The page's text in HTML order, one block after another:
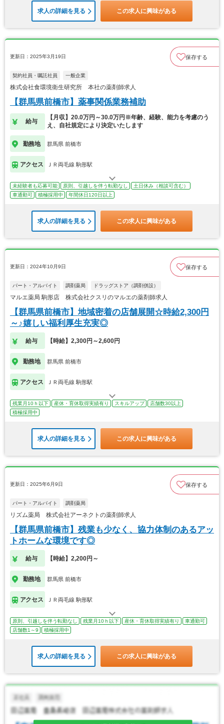
求人の詳細を見る この求人に興味がある
更新日：2025年3月19日 保存する
契約社員・嘱託社員 一般企業
株式会社食環境衛生研究所 本社の薬剤師求人
【群馬県前橋市】薬事関係業務補助
給与
【月収】20.0万円～30.0万円※年齢、経験、能力を考慮のう
え、自社規定により決定いたします
勤務地 群馬県 前橋市
アクセス ＪＲ両毛線 駒形駅
未経験者も応募可能 原則、引越しを伴う転勤なし
土日休み（相談可含む）
車通勤可
積極採用中 年間休日120日以上
求人の詳細を見る この求人に興味がある
更新日：2024年10月9日 保存する
パート・アルバイト 調剤薬局 ドラッグストア（調剤併設）
マルエ薬局 駒形店 株式会社クスリのマルエの薬剤師求人
【群馬県前橋市】地域密着の店舗展開☆時給2,300円
～♪嬉しい福利厚生充実◎
給与 【時給】2,300円～2,600円
勤務地 群馬県 前橋市
アクセス ＪＲ両毛線 駒形駅
残業月10ｈ以下 産休・育休取得実績有り スキルアップ
店舗数30以上
積極採用中
求人の詳細を見る この求人に興味がある
更新日：2025年6月9日 保存する
パート・アルバイト 調剤薬局
リズム薬局 株式会社アーネクトの薬剤師求人
【群馬県前橋市】残業も少なく、協力体制のあるアッ
トホームな環境です◎
給与 【時給】2,200円～
勤務地 群馬県 前橋市
アクセス ＪＲ両毛線 駒形駅
原則、引越しを伴う転勤なし 残業月10ｈ以下 産休・育休取得実績有り
車通勤可
店舗数1～9
積極採用中
求人の詳細を見る この求人に興味がある